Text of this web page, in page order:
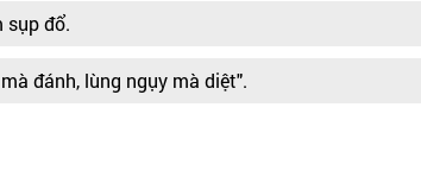
sụp đổ.
đánh, lùng ngụy mà diệt".